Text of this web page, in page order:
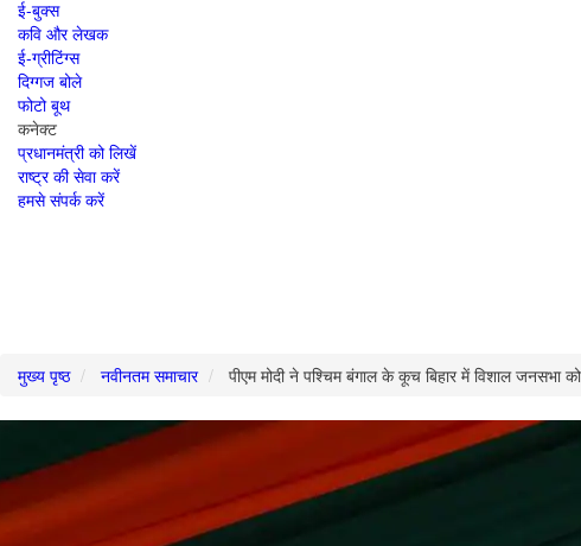
ई-बुक्स
कवि और लेखक
ई-ग्रीटिंग्स
दिग्गज बोले
फोटो बूथ
कनेक्ट
प्रधानमंत्री को लिखें
राष्ट्र की सेवा करें
हमसे संपर्क करें
मुख्य पृष्ठ नवीनतम समाचार पीएम मोदी ने पश्चिम बंगाल के कूच बिहार में विशाल जनसभा